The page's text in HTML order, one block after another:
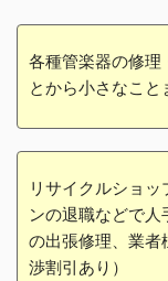
各種管楽器の修理
とから小さなこと
リサイクルショ
ンの退職などで
の出張修理、業者
渉割引あり）